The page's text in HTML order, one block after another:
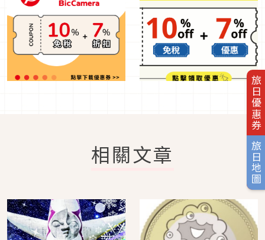
旅日優惠券
旅日地圖
相關文章